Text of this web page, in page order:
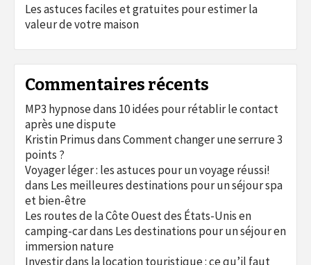
Les astuces faciles et gratuites pour estimer la
valeur de votre maison
Commentaires récents
MP3 hypnosedans 10 idées pour rétablir le contact
après une dispute
Kristin PrimusdansComment changer une serrure 3
points ?
Voyager léger : les astuces pour un voyage réussi!
dans Les meilleures destinations pour un séjour spa
et bien-être
Les routes de la Côte Ouest des États-Unis en
camping-cardans Les destinations pour un séjour en
immersion nature
Investir dans la location touristique : ce qu’il faut